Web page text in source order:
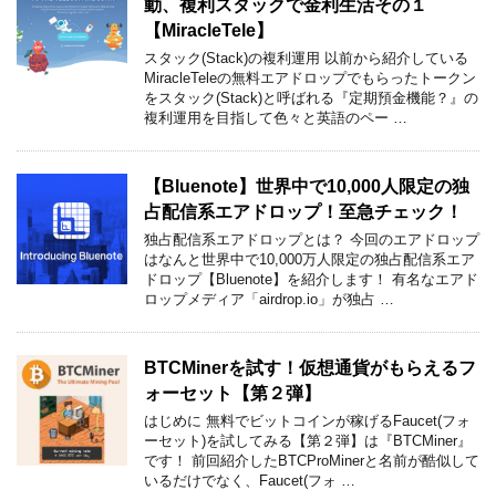
動、複利スタックで金利生活その１
【MiracleTele】
スタック(Stack)の複利運用 以前から紹介している
MiracleTeleの無料エアドロップでもらったトークン
をスタック(Stack)と呼ばれる『定期預金機能？』の
複利運用を目指して色々と英語のペー …
【Bluenote】世界中で10,000人限定の独
占配信系エアドロップ！至急チェック！
独占配信系エアドロップとは？ 今回のエアドロップ
はなんと世界中で10,000万人限定の独占配信系エア
ドロップ【Bluenote】を紹介します！ 有名なエアド
ロップメディア「airdrop.io」が独占 …
BTCMinerを試す！仮想通貨がもらえるフ
ォーセット【第２弾】
はじめに 無料でビットコインが稼げるFaucet(フォ
ーセット)を試してみる【第２弾】は『BTCMiner』
です！ 前回紹介したBTCProMinerと名前が酷似して
いるだけでなく、Faucet(フォ …